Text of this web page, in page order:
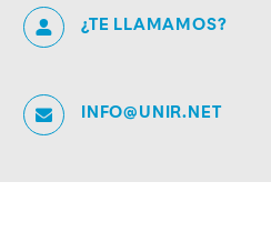
¿TE LLAMAMOS?
INFO@UNIR.NET